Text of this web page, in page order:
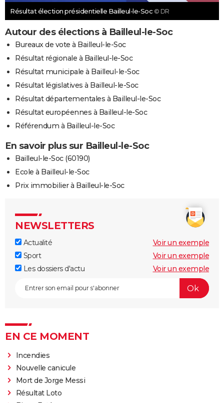
Résultat élection présidentielle Bailleul-le-Soc © DR
Autour des élections à Bailleul-le-Soc
Bureaux de vote à Bailleul-le-Soc
Résultat régionale à Bailleul-le-Soc
Résultat municipale à Bailleul-le-Soc
Résultat législatives à Bailleul-le-Soc
Résultat départementales à Bailleul-le-Soc
Résultat européennes à Bailleul-le-Soc
Référendum à Bailleul-le-Soc
En savoir plus sur Bailleul-le-Soc
Bailleul-le-Soc (60190)
Ecole à Bailleul-le-Soc
Prix immobilier à Bailleul-le-Soc
NEWSLETTERS
Actualité
Voir un exemple
Sport
Voir un exemple
Les dossiers d'actu
Voir un exemple
EN CE MOMENT
Incendies
Nouvelle canicule
Mort de Jorge Messi
Résultat Loto